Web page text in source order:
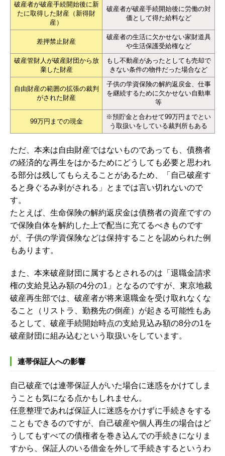
破産者が破産手続開始後に新
たに取得した財産（新得財
産）
破産者が破産手続開始後に労働の対
価として得た給料など
差押禁止財産
破産者の生活に欠かせない家財道具
や生活保護受給権など
破産管財人が破産財団から放
棄した財産
もし不動産があったとしても売却で
きない条件の物件だった場合など
自由財産の範囲の拡張の裁判
がされた財産
子供の学資保険の解約返戻金、仕事
を継続するために欠かせない自動車
等
99万円までの現金
※預貯金と合わせて99万円までとい
う取扱いをしている裁判所もある
ただ、本来は自由財産ではないものであっても、債務者
の経済的な再生をはかるためにどうしても必要と思われ
る部分は残してもらえることがあるため、「自己破産す
ると身ぐるみ剥がされる」とまでは言い切れないので
す。
たとえば、生命保険の解約返戻金は債務者の資産ですの
で保険自体を解約した上で配当に充てるべきものです
が、子供の学資保険などは保持することを認められた例
もあります。
また、本来破産財団に属するとされるのは「退職金請求
権の支給見込み額の4分の1」となるのですが、東京地裁
破産再生部では、破産者が将来退職金を受け取れなくな
ること（リストラ、勤務先の倒産）が起きる可能性もあ
るとして、破産手続開始時点の支給見込み額の8分の1を
破産財団に組み込むという取扱いをしています。
連帯保証人への影響
自己破産では連帯保証人がいた場合に迷惑をかけてしま
うことも気になる点かもしれません。
任意整理であれば保証人に迷惑をかけずに手続きをする
こともできるのですが、自己破産や個人再生の場合はど
うしてもすべての債権者を巻き込んでの手続きになりま
すから、保証人のいる借金を外して手続きするというわ